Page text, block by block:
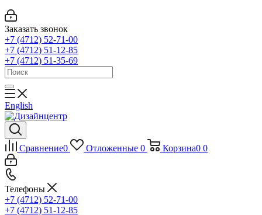
Заказать звонок
+7 (4712) 52-71-00
+7 (4712) 51-12-85
+7 (4712) 51-35-69
English
Сравнение0 Отложенные 0 Корзина0 0
Телефоны
+7 (4712) 52-71-00
+7 (4712) 51-12-85